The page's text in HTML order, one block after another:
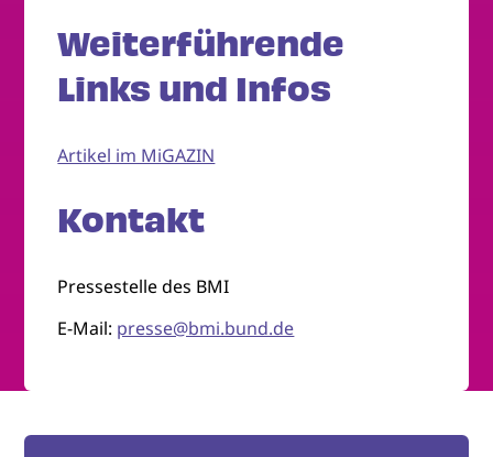
Weiterführende
Links und Infos
Artikel im MiGAZIN
Kontakt
Pressestelle des BMI
E-Mail: presse@bmi.bund.de